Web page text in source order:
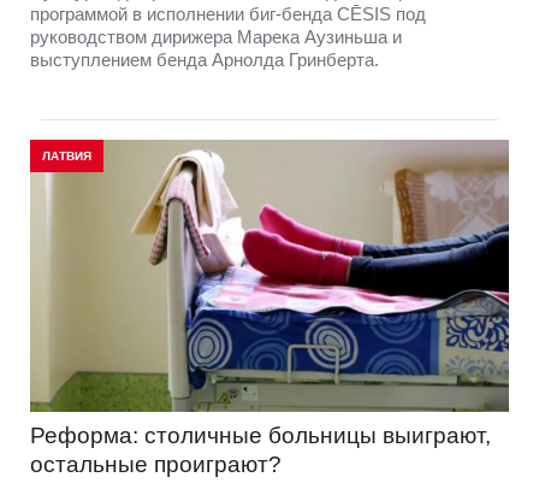
программой в исполнении биг-бенда CĒSIS под
руководством дирижера Марека Аузиньша и
выступлением бенда Арнолда Гринберта.
ЛАТВИЯ
Реформа: столичные больницы выиграют,
остальные проиграют?